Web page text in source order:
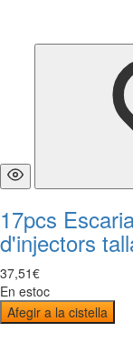
17pcs
d'injectors
37,51€
En estoc
Afegir a la cistella